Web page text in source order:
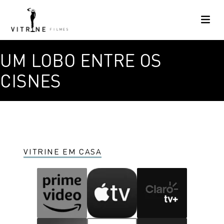
UM LOBO ENTRE OS
CISNES
VITRINE EM CASA